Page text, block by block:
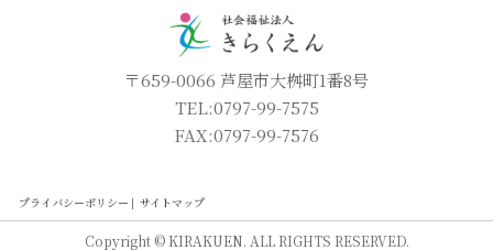
〒659-0066 芦屋市大桝町1番8号
TEL:0797-99-7575
FAX:0797-99-7576
プライバシーポリシー サイトマップ
Copyright © KIRAKUEN. ALL RIGHTS RESERVED.